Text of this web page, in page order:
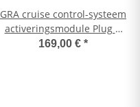
GRA cruise control-systeem
activeringsmodule Plug &
Play, voor voertuigen met
169,00 € *